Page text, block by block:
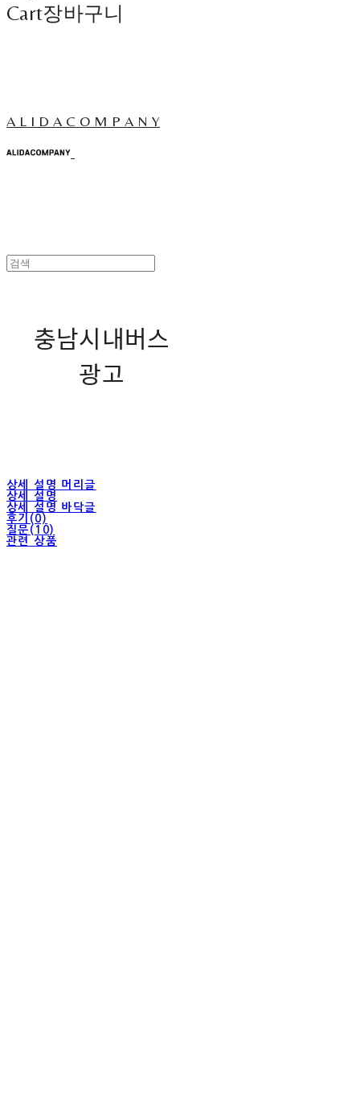
Cart장바구니
A L I D A C O M P A N Y
충남시내버스
광고
상세 설명 머리글
상세 설명
상세 설명 바닥글
후기(0)
질문(10)
관련 상품